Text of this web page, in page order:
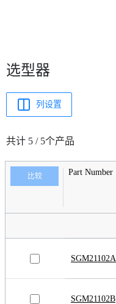
选型器
列设置
共计 5 / 5个产品
比较 Part Number
SGM21102A
SGM21102B